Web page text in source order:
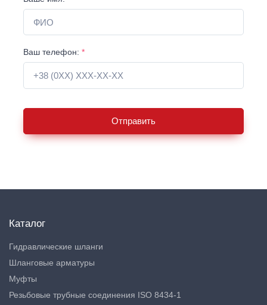
Ваш телефон: *
Отправить
Каталог
Гидравлические шланги
Шланговые арматуры
Муфты
Резьбовые трубные соединения ISO 8434-1